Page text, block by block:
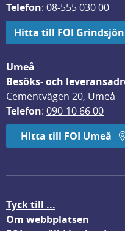
Telefon: 08-555 030 00
Hitta till FOI Grindsjön
Umeå
Besöks- och
Cementvägen 20, Umeå
Telefon: 090-10 66 00
Hitta till FOI Umeå
Tyck till ...
Om webbplatsen